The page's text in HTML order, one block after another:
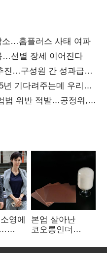
소…홈플러스 사태 여파
…선별 장세 이어진다
진…구성원 간 성과급
기다려주는데 우리는
코스닥 구하기
법 위반 적발…공정위,
영에
본업 살아난
코오롱인더
배터리 소재로